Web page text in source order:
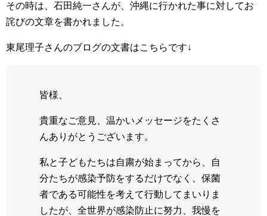
その時は、石田純一さんが、沖縄に行かれた事に対してお
詫びの文章を書かれました。
東尾理子さんのブログの文書はこちらです↓
皆様、
貴重なご意見、温かいメッセージをたくさ
んありがとうございます。
私と子どもたちは自粛が始まってから、自
分たちが感染予防をするだけでなく、保菌
者である可能性を考えて行動してまいりま
したが、全世界が感染防止に努力、我慢を